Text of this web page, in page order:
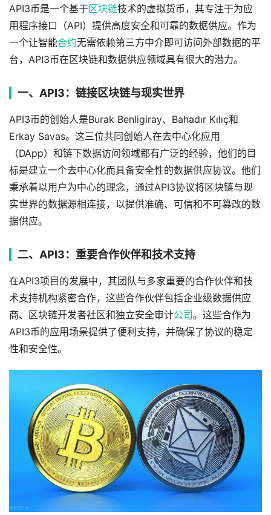
API3币是一个基于区块链技术的虚拟货币，其专注于为应
用程序接口（API）提供高度安全和可靠的数据供应。作为
一个让智能合约无需依赖第三方中介即可访问外部数据的平
台，API3币在区块链和数据供应领域具有很大的潜力。
一、API3：链接区块链与现实世界
API3币的创始人是Burak Benligiray、Bahadır Kılıç和
Erkay Savas。这三位共同创始人在去中心化应用
（DApp）和链下数据访问领域都有广泛的经验，他们的目
标是建立一个去中心化而具备安全性的数据供应协议。他们
秉承着以用户为中心的理念，通过API3协议将区块链与现
实世界的数据源相连接，以提供准确、可信和不可篡改的数
据供应。
二、API3：重要合作伙伴和技术支持
在API3项目的发展中，其团队与多家重要的合作伙伴和技
术支持机构紧密合作，这些合作伙伴包括企业级数据供应
商、区块链开发者社区和独立安全审计公司。这些合作为
API3币的应用场景提供了便利支持，并确保了协议的稳定
性和安全性。